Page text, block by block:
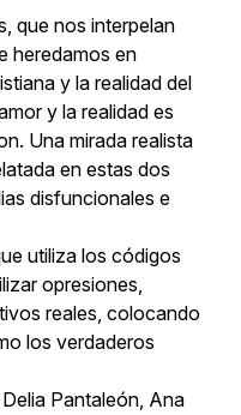
que nos interpelan
heredamos en
y la realidad del
y la realidad es
Una mirada realista
en estas dos
disfuncionales e
utiliza los códigos
opresiones,
reales, colocando
los verdaderos
Pantaleón, Ana